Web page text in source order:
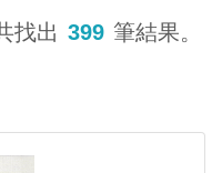
找出 399 筆結果。